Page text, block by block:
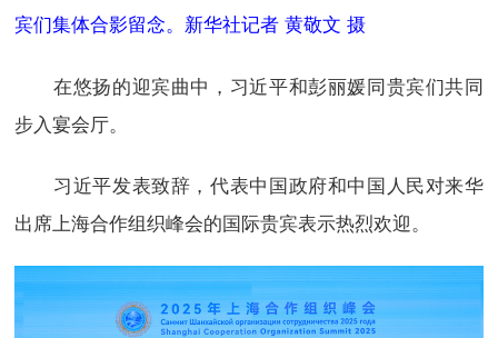
宾们集体合影留念。新华社记者 黄敬文 摄
在悠扬的迎宾曲中，习近平和彭丽媛同贵宾们共同
步入宴会厅。
习近平发表致辞，代表中国政府和中国人民对来华
出席上海合作组织峰会的国际贵宾表示热烈欢迎。